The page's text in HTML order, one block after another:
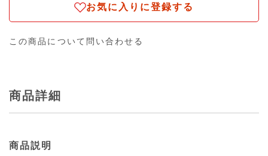
お気に入りに登録する
この商品について問い合わせる
商品詳細
商品説明